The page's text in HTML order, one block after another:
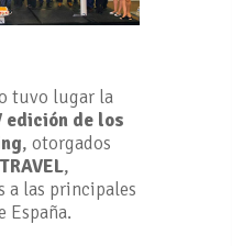
tuvo lugar la
edición de los
, otorgados
,
a las principales
España.